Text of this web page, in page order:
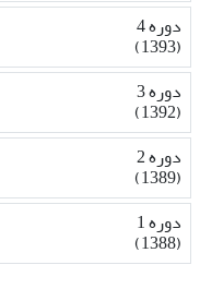
دوره 4
(1393)
دوره 3
(1392)
دوره 2
(1389)
دوره 1
(1388)